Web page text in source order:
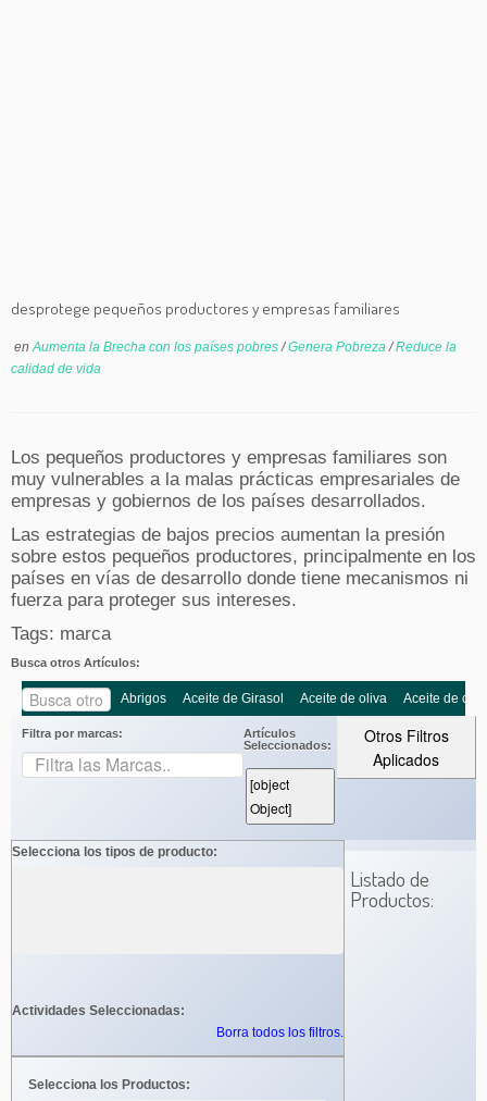
desprotege pequeños productores y empresas familiares
enAumenta la Brecha con los países pobres/Genera Pobreza/Reduce la
calidad de vida
Los pequeños productores y empresas familiares son
muy vulnerables a la malas prácticas empresariales de
empresas y gobiernos de los países desarrollados.
Las estrategias de bajos precios aumentan la presión
sobre estos pequeños productores, principalmente en los
países en vías de desarrollo donde tiene mecanismos ni
fuerza para proteger sus intereses.
Tags: marca
Busca otros Artículos:
Abrigos Aceite de Girasol Aceite de oliva Aceite de
Filtra por marcas:
Artículos
Seleccionados:
[object
Object]
Otros Filtros
Aplicados
Selecciona los tipos de producto:
Actividades Seleccionadas:
Borra todos los filtros.
Selecciona los Productos:
Listado de
Productos: